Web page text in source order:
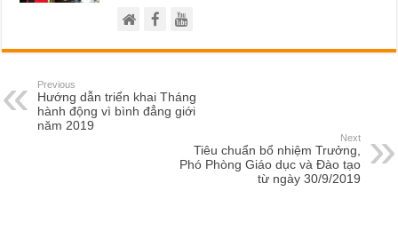
Previous
Hướng dẫn triển khai Tháng
hành động vì bình đẳng giới
năm 2019
Next
Tiêu chuẩn bổ nhiệm Trưởng,
Phó Phòng Giáo dục và Đào tạo
từ ngày 30/9/2019